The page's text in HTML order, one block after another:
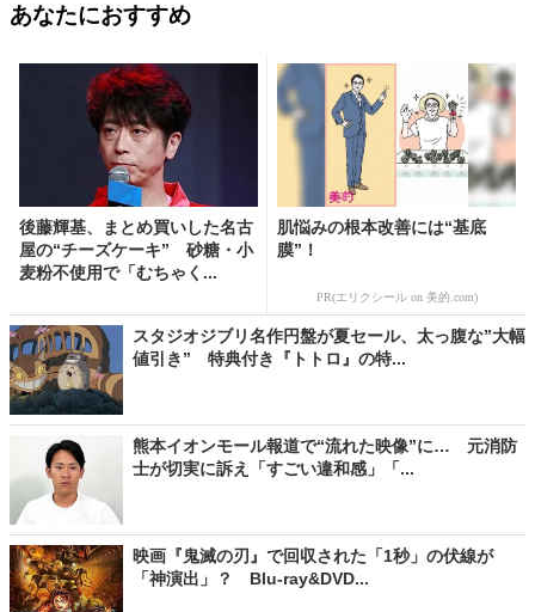
あなたにおすすめ
後藤輝基、まとめ買いした名古
屋の“チーズケーキ” 砂糖・小
麦粉不使用で「むちゃく...
肌悩みの根本改善には“基底
膜”！
PR(エリクシール on 美的.com)
スタジオジブリ名作円盤が夏セール、太っ腹な”大幅
値引き” 特典付き『トトロ』の特...
熊本イオンモール報道で“流れた映像”に… 元消防
士が切実に訴え「すごい違和感」「...
映画『鬼滅の刃』で回収された「1秒」の伏線が
「神演出」？ Blu-ray&DVD...